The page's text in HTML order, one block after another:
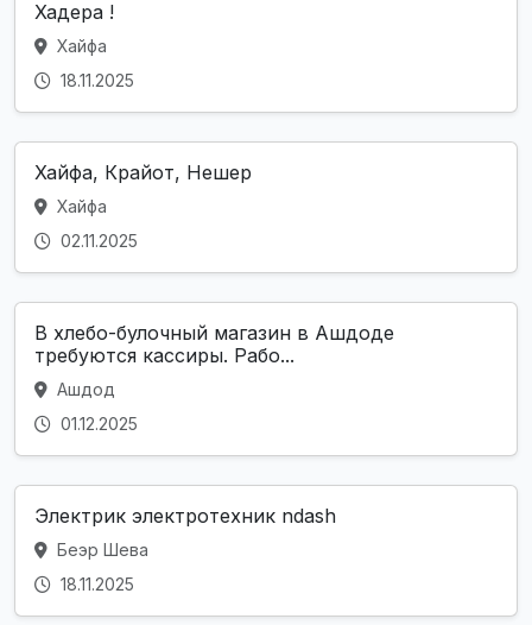
Хадера !
Хайфа
18.11.2025
Хайфа, Крайот, Нешер
Хайфа
02.11.2025
В хлебо-булочный магазин в Ашдоде
требуются кассиры. Рабо...
Ашдод
01.12.2025
Электрик электротехник ndash
Беэр Шева
18.11.2025